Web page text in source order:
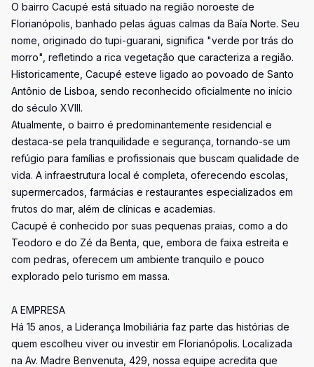
O bairro Cacupé está situado na região noroeste de
Florianópolis, banhado pelas águas calmas da Baía Norte. Seu
nome, originado do tupi-guarani, significa "verde por trás do
morro", refletindo a rica vegetação que caracteriza a região.
Historicamente, Cacupé esteve ligado ao povoado de Santo
Antônio de Lisboa, sendo reconhecido oficialmente no início
do século XVIII.
Atualmente, o bairro é predominantemente residencial e
destaca-se pela tranquilidade e segurança, tornando-se um
refúgio para famílias e profissionais que buscam qualidade de
vida. A infraestrutura local é completa, oferecendo escolas,
supermercados, farmácias e restaurantes especializados em
frutos do mar, além de clínicas e academias.
Cacupé é conhecido por suas pequenas praias, como a do
Teodoro e do Zé da Benta, que, embora de faixa estreita e
com pedras, oferecem um ambiente tranquilo e pouco
explorado pelo turismo em massa.
A EMPRESA
Há 15 anos, a Liderança Imobiliária faz parte das histórias de
quem escolheu viver ou investir em Florianópolis. Localizada
na Av. Madre Benvenuta, 429, nossa equipe acredita que